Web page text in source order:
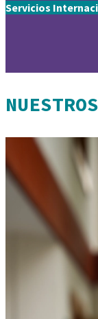
Servicios